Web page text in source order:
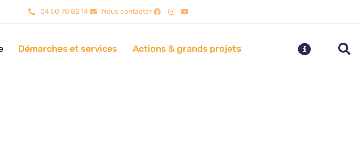
04 50 70 82 14 Nous contacter
Démarches et services Actions & grands projets